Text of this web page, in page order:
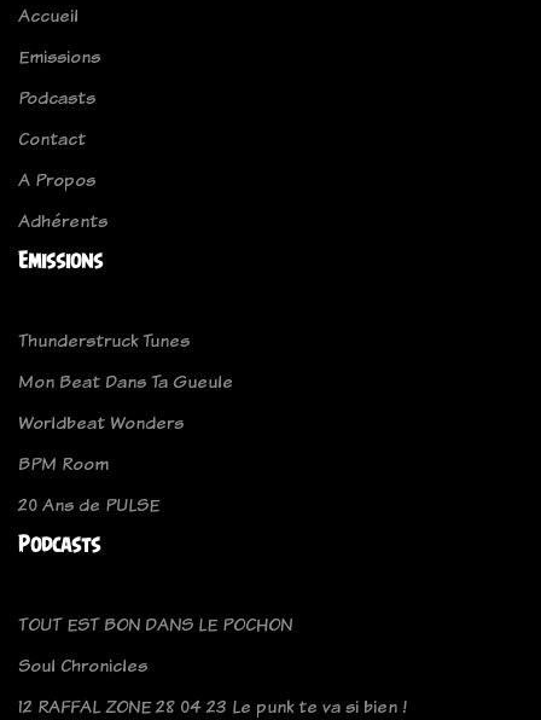
Accueil
Emissions
Podcasts
Contact
A Propos
Adhérents
Emissions
Thunderstruck Tunes
Mon Beat Dans Ta Gueule
Worldbeat Wonders
BPM Room
20 Ans de PULSE
Podcasts
TOUT EST BON DANS LE POCHON
Soul Chronicles
12 RAFFAL ZONE 28 04 23 Le punk te va si bien !